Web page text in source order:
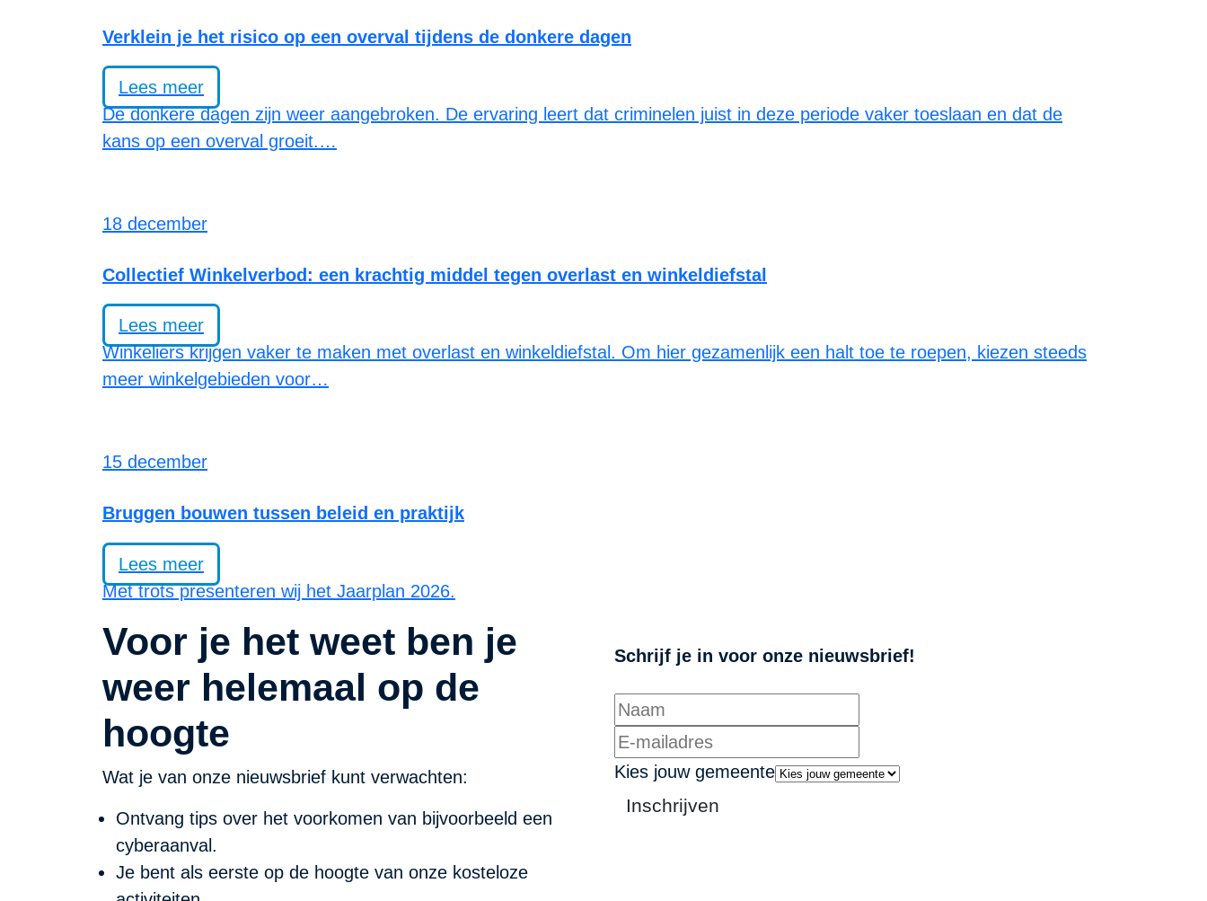
Verklein je het risico op een overval tijdens de donkere dagen
Lees meer
De donkere dagen zijn weer aangebroken. De ervaring leert dat criminelen juist in deze periode vaker toeslaan en dat de
kans op een overval groeit.…
18 december
Collectief Winkelverbod: een krachtig middel tegen overlast en winkeldiefstal
Lees meer
Winkeliers krijgen vaker te maken met overlast en winkeldiefstal. Om hier gezamenlijk een halt toe te roepen, kiezen steeds
meer winkelgebieden voor…
15 december
Bruggen bouwen tussen beleid en praktijk
Lees meer
Met trots presenteren wij het Jaarplan 2026.
Voor je het weet ben je
weer helemaal op de
hoogte
Wat je van onze nieuwsbrief kunt verwachten:
Ontvang tips over het voorkomen van bijvoorbeeld een
cyberaanval.
Je bent als eerste op de hoogte van onze kosteloze
Schrijf je in voor onze nieuwsbrief!
Kies jouw gemeente
Inschrijven